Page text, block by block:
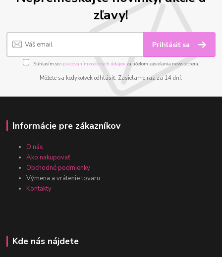
zľavy!
Prihlásiť sa
Súhlasím sospracovaním osobných údajov za účelom zasielania newslettera.
Môžete sa kedykoľvek odhlásiť. Zasielame raz za 14 dní.
Informácie pre zákazníkov
O nás
Ako nakupovať
Obchodné podmienky
Výmena a vrátenie tovaru
Kontakty
Kde nás nájdete